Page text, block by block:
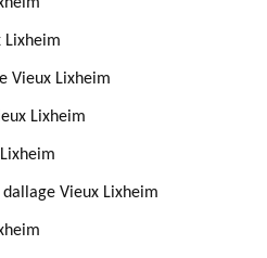
Lixheim
Vieux Lixheim
Lixheim
Vieux Lixheim